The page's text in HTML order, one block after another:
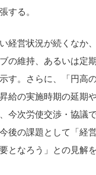
する。
経営状況が続くなか
の維持、あるいは定
す。さらに、「円高
給の実施時期の延期
今次労使交渉・協議
後の課題として「経
となろう」との見解を